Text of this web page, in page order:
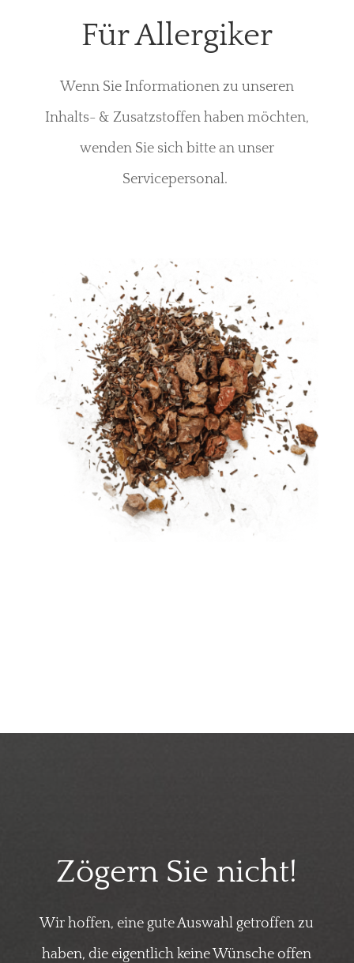
Für Allergiker
Wenn Sie Informationen zu unseren
Inhalts- & Zusatzstoffen haben möchten,
wenden Sie sich bitte an unser
Servicepersonal.
Zögern Sie nicht!
Wir hoffen, eine gute Auswahl getroffen zu
haben, die eigentlich keine Wünsche offen